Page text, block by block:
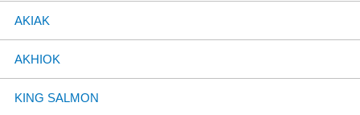
AKIAK
AKHIOK
KING SALMON